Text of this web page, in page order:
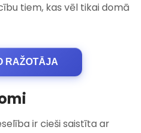
tiem, kas vēl tikai domā
RAŽOTĀJA
ir cieši saistīta ar